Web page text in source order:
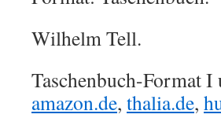
Wilhelm Tell.
Taschenbuch-Format
amazon.de, thalia.de,